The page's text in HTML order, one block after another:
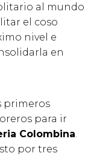
al mundo
el coso
nivel e
en
primeros
para ir
Colombina
por tres